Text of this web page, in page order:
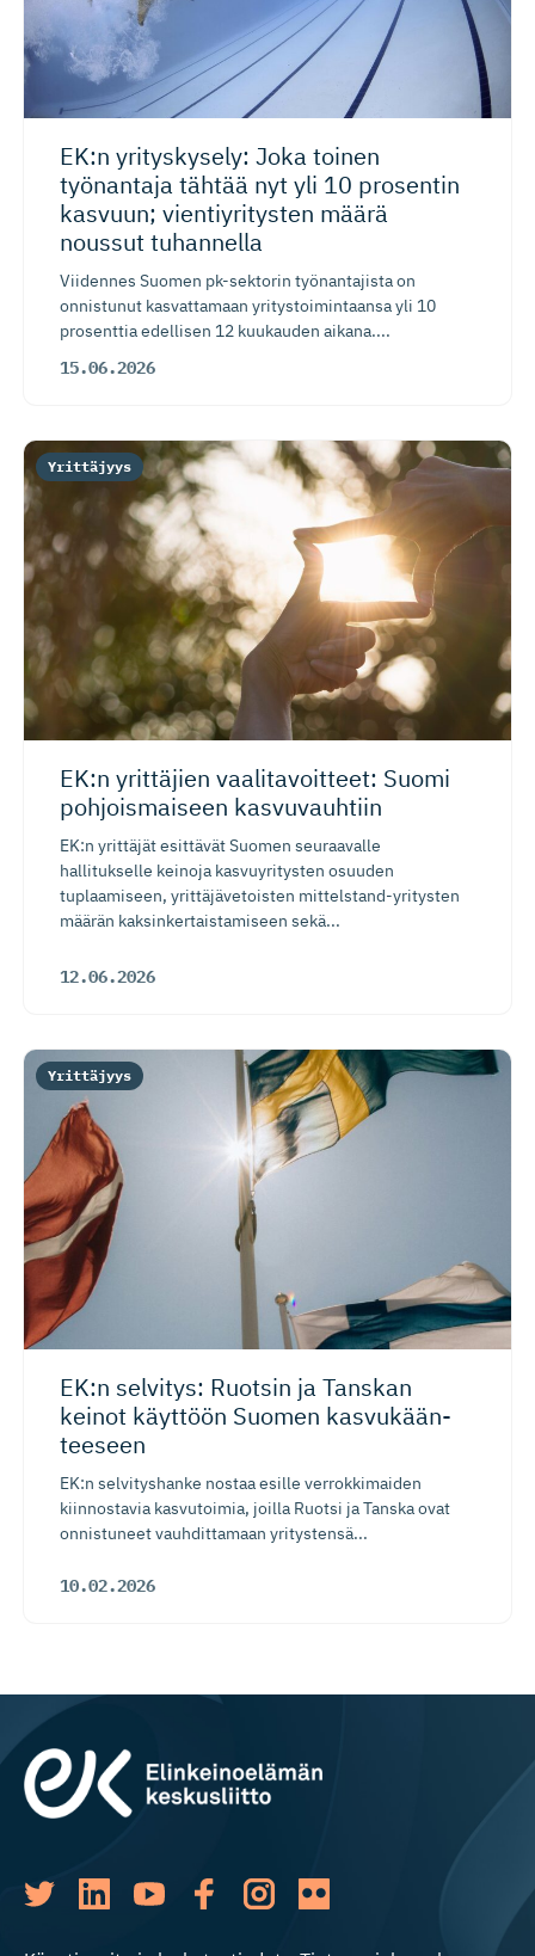
EK:n yrityskysely: Joka toinen
työnantaja tähtää nyt yli 10 prosentin
kasvuun; vientiyri­tysten määrä
noussut tuhannella
Viidennes Suomen pk-sektorin työnantajista on
onnistunut kasvattamaan yritystoimintaansa yli 10
prosenttia edellisen 12 kuukauden aikana....
15.06.2026
EK:n yrittäjien vaalitavoitteet: Suomi
pohjoismaiseen kasvuvauhtiin
EK:n yrittäjät esittävät Suomen seuraavalle
hallitukselle keinoja kasvuyritysten osuuden
tuplaamiseen, yrittäjävetoisten mittelstand-yritysten
määrän kaksinkertaistamiseen sekä...
12.06.2026
Yrittäjyys
EK:n selvitys: Ruotsin ja Tanskan
keinot käyttöön Suomen kasvukään­
teeseen
EK:n selvityshanke nostaa esille verrokkimaiden
kiinnostavia kasvutoimia, joilla Ruotsi ja Tanska ovat
onnistuneet vauhdittamaan yritystensä...
10.02.2026
Yrittäjyys